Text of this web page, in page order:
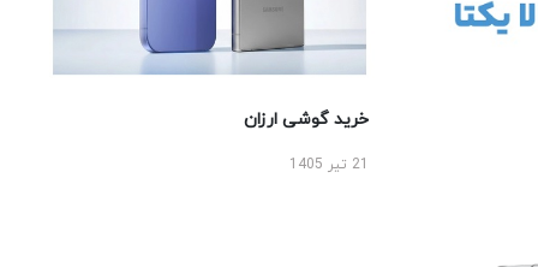
خرید گوشی ارزان